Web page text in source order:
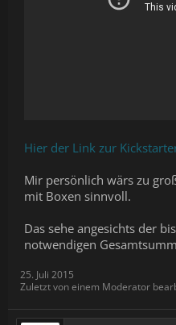
Hier der Link zur
Mir persönlich wärs zu
mit Boxen sinnvoll.
Das sehe angesichts der
notwendigen
25. Juli 2015
Zuletzt von einem Moderator